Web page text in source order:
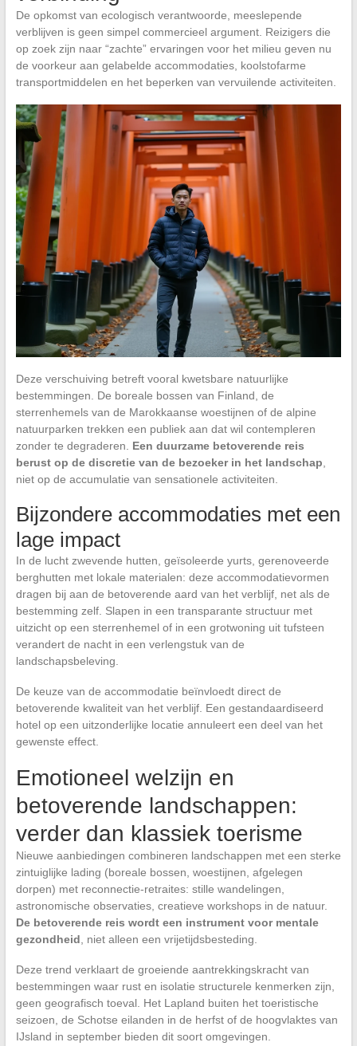
De opkomst van ecologisch verantwoorde, meeslepende
verblijven is geen simpel commercieel argument. Reizigers die
op zoek zijn naar “zachte” ervaringen voor het milieu geven nu
de voorkeur aan gelabelde accommodaties, koolstofarme
transportmiddelen en het beperken van vervuilende activiteiten.
Deze verschuiving betreft vooral kwetsbare natuurlijke
bestemmingen. De boreale bossen van Finland, de
sterrenhemels van de Marokkaanse woestijnen of de alpine
natuurparken trekken een publiek aan dat wil contempleren
zonder te degraderen. Een duurzame betoverende reis
berust op de discretie van de bezoeker in het landschap,
niet op de accumulatie van sensationele activiteiten.
Bijzondere accommodaties met een
lage impact
In de lucht zwevende hutten, geïsoleerde yurts, gerenoveerde
berghutten met lokale materialen: deze accommodatievormen
dragen bij aan de betoverende aard van het verblijf, net als de
bestemming zelf. Slapen in een transparante structuur met
uitzicht op een sterrenhemel of in een grotwoning uit tufsteen
verandert de nacht in een verlengstuk van de
landschapsbeleving.
De keuze van de accommodatie beïnvloedt direct de
betoverende kwaliteit van het verblijf. Een gestandaardiseerd
hotel op een uitzonderlijke locatie annuleert een deel van het
gewenste effect.
Emotioneel welzijn en
betoverende landschappen:
verder dan klassiek toerisme
Nieuwe aanbiedingen combineren landschappen met een sterke
zintuiglijke lading (boreale bossen, woestijnen, afgelegen
dorpen) met reconnectie-retraites: stille wandelingen,
astronomische observaties, creatieve workshops in de natuur.
De betoverende reis wordt een instrument voor mentale
gezondheid, niet alleen een vrijetijdsbesteding.
Deze trend verklaart de groeiende aantrekkingskracht van
bestemmingen waar rust en isolatie structurele kenmerken zijn,
geen geografisch toeval. Het Lapland buiten het toeristische
seizoen, de Schotse eilanden in de herfst of de hoogvlaktes van
IJsland in september bieden dit soort omgevingen.